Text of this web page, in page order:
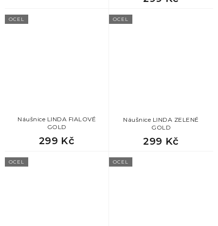
OCEL
Náušnice LINDA FIALOVÉ
GOLD
299 Kč
OCEL
Náušnice LINDA ZELENÉ
GOLD
299 Kč
OCEL OCEL